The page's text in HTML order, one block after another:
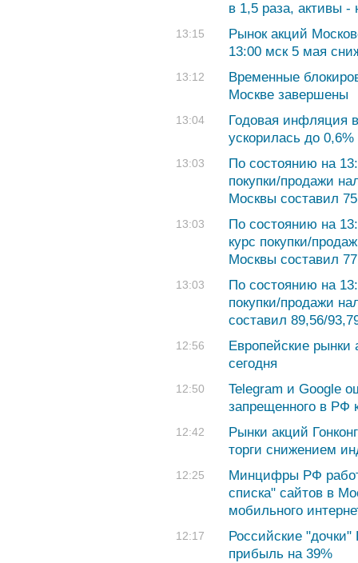
в 1,5 раза, активы -
13:15
Рынок акций
13:00 мск 5 мая
13:12
Временные
Москве завершены
13:04
Годовая инфляция
ускорилась до 0,6%
13:03
По состоянию на
покупки/продажи
Москвы составил
13:03
По состоянию на
курс покупки/
Москвы составил
13:03
По состоянию на
покупки/продажи
составил 89,56/
12:56
Европейские рынки
сегодня
12:50
Telegram и Google
запрещенного в РФ
12:42
Рынки акций
торги снижением
12:25
Минцифры РФ
списка" сайтов в
мобильного
12:17
Российские "дочки"
прибыль на 39%